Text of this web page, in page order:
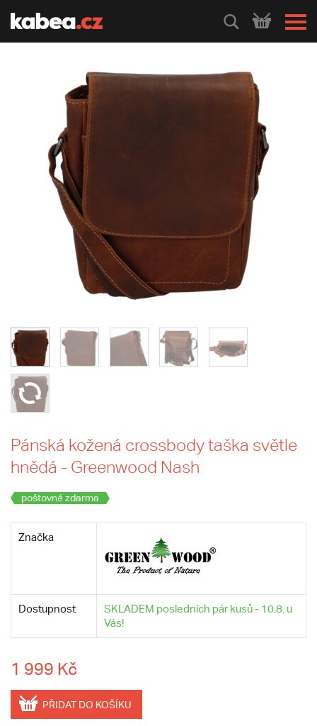
HLEDEJ
Pánská kožená crossbody taška světle
hnědá - Greenwood Nash
poštovné zdarma
Značka
Dostupnost
SKLADEM posledních pár kusů - 10.8. u
Vás!
1 999 Kč
PŘIDAT DO KOŠÍKU